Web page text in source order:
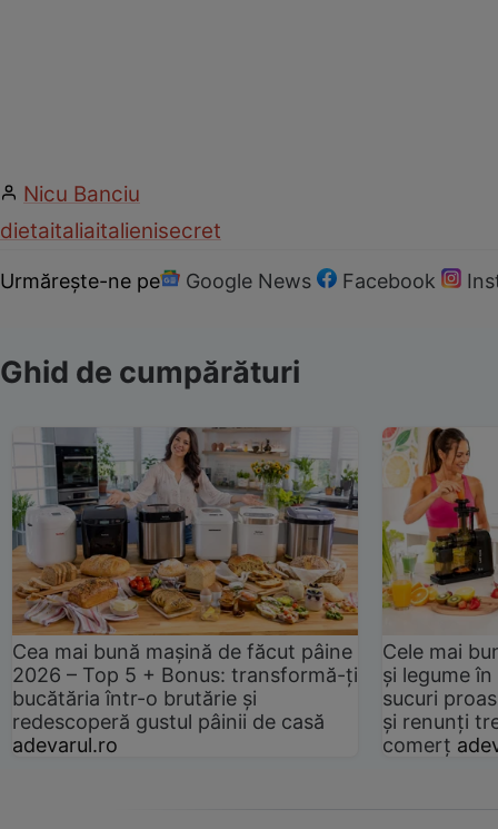
Nicu Banciu
dietaitaliaitalienisecret
Urmărește-ne pe Google News Facebook
Ghid de cumpărături
Cea mai bună mașină de făcut pâine
2026 – Top 5 + Bonus: transformă-ți
bucătăria într-o brutărie și
redescoperă gustul pâinii de casă
adevarul.ro
Cele mai
și legume
sucuri
și renunți
comerț